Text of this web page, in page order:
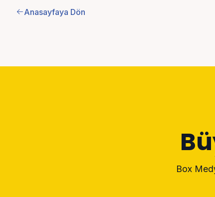
Anasayfaya Dön
Box